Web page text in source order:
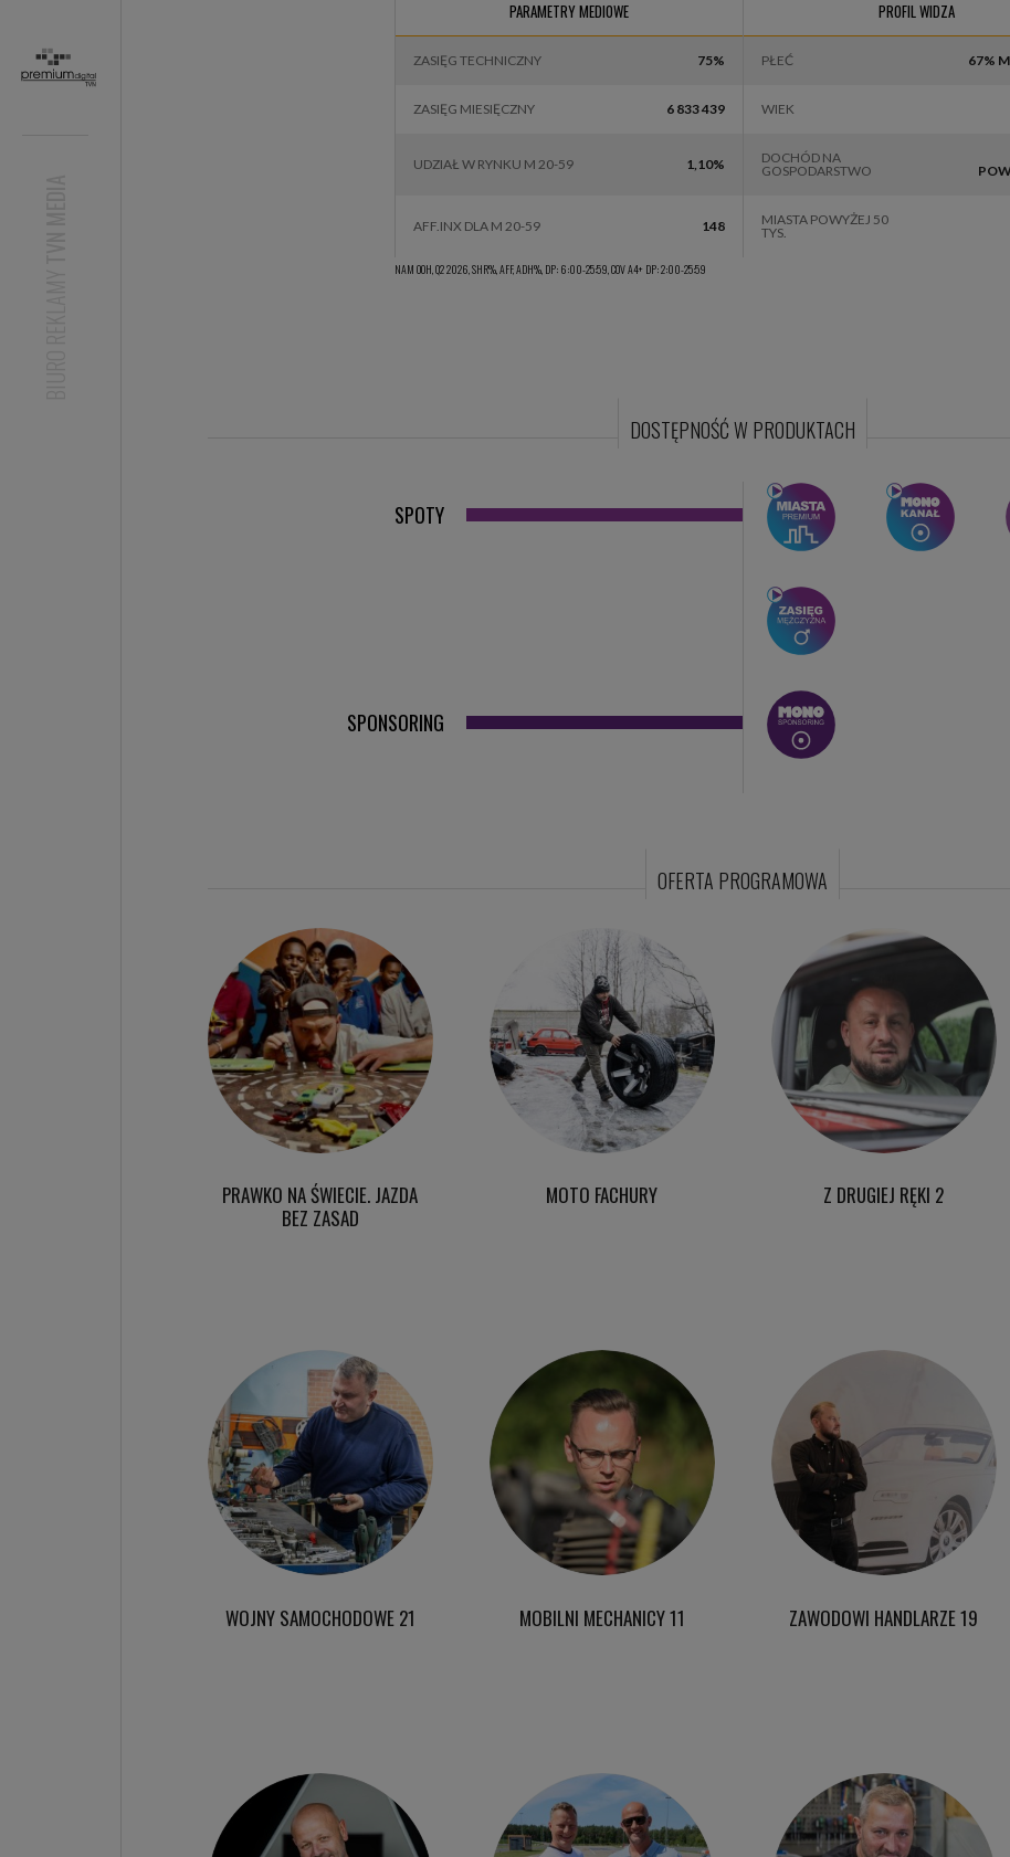
SHOW TV
CTV
NAM OOH, Q2 2026, SHR%, AFF, ADH%, DP: 6:00-25:59, COV A4+ DP: 2:00-25:59
PARAMETRY MEDIOWE PROFIL WIDZA
ZASIĘG TECHNICZNY 75% PŁEĆ 67%
ZASIĘG MIESIĘCZNY 6 833 439 WIEK
UDZIAŁ W RYNKU M 20-59 1,10%
DOCHÓD NA
GOSPODARSTWO
AFF.INX DLA M 20-59 148
MIASTA POWYŻEJ 50
TYS.
DOSTĘPNOŚĆ W PRODUKTACH
SPOTY
SPONSORING
OFERTA PROGRAMOWA
PRAWKO NA ŚWIECIE. JAZDA
BEZ ZASAD
MOTO FACHURY Z DRUGIEJ RĘKI 2
WOJNY SAMOCHODOWE 21 MOBILNI MECHANICY 11 ZAWODOWI HANDLARZE 19